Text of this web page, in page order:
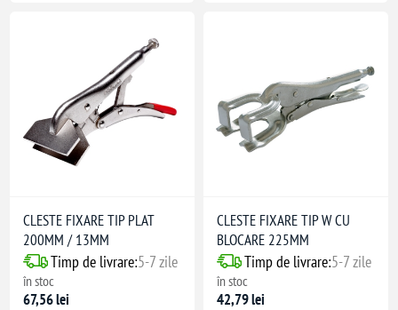
CLESTE FIXARE TIP PLAT
200MM / 13MM
Timp de livrare:5-7 zile
în stoc
67,56 lei
CLESTE FIXARE TIP W CU
BLOCARE 225MM
Timp de livrare:5-7 zile
în stoc
42,79 lei